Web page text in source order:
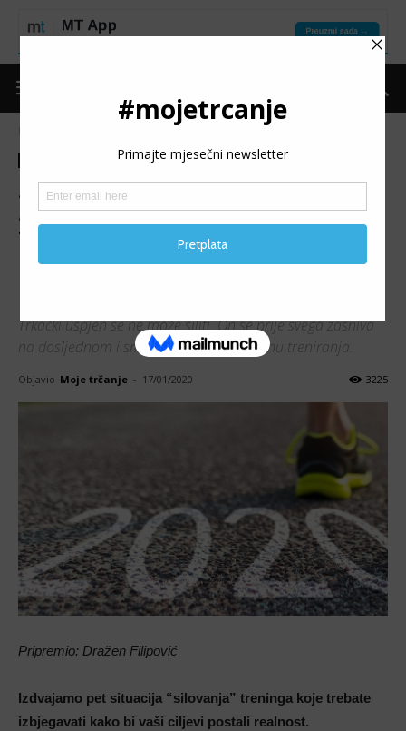
Trening
SA NOVIM PLANOM U
2020. GODINU: Dosljednim
pristupom do trkačkog
Trkački uspjeh se ne može siliti. On se prije svega zasniva
na dosljednom i smirenom pristupu planu treniranja.
Objavio Moje trčanje - 17/01/2020 3225
Pripremio: Dražen Filipović
Izdvajamo pet situacija “silovanja” treninga koje trebate
izbjegavati kako bi vaši ciljevi postali realnost.